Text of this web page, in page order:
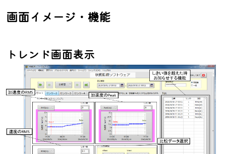
画面イメージ・機能
トレンド画面表示